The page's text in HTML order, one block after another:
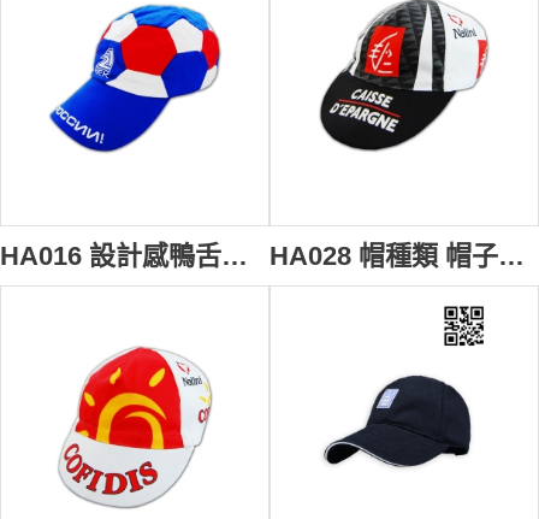
HA016 設計感鴨舌帽訂造 鴨舌帽印製 鴨舌帽製造商 鴨舌帽供應商HK HA028 帽種類 帽子製作 帽林勝地